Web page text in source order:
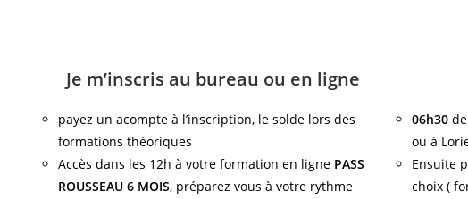
Je m’inscris au bureau ou en ligne
payez un acompte à l’inscription, le solde lors des
formations théoriques
Accès dans les 12h à votre formation en ligne PASS
ROUSSEAU 6 MOIS, préparez vous à votre rythme
06h30
ou à
Ensuite
choix (